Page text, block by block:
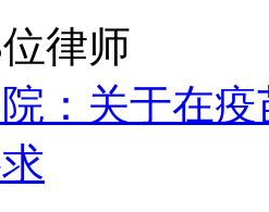
律师
：关于在